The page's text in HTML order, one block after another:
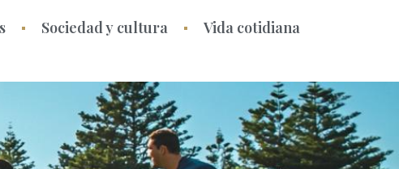
Sociedad y cultura Vida cotidiana